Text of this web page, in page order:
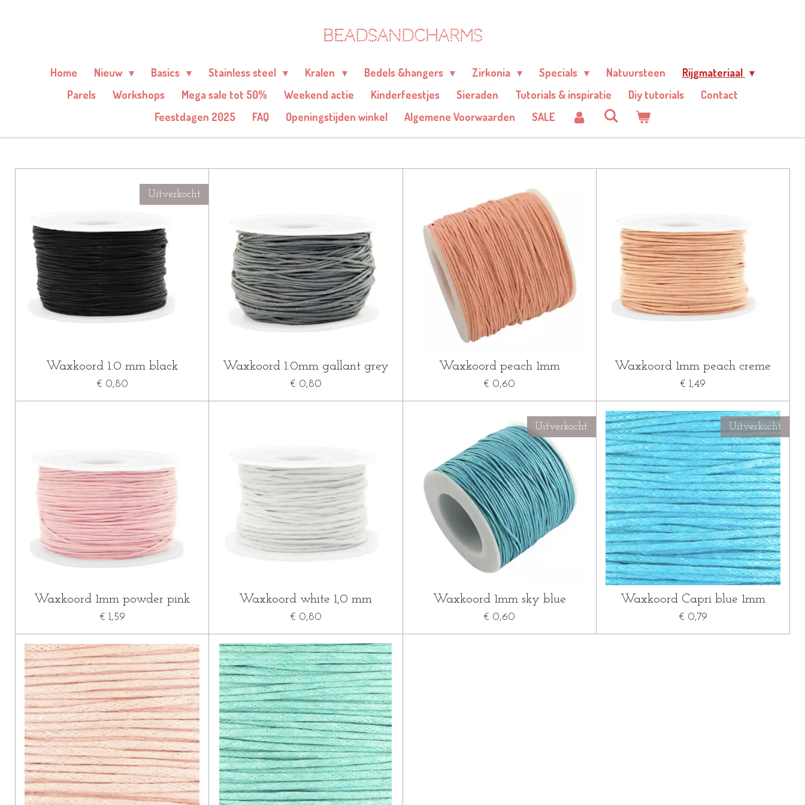
hoofdinhoud
BEADSANDCHARMS
Home Nieuw Basics Stainless steel Kralen Bedels &hangers Zirkonia Specials Natuursteen
Rijgmateriaal
Parels
Workshops Mega sale tot 50% Weekend actie Kinderfeestjes Sieraden Tutorials & inspiratie Diy tutorials
Contact
Feestdagen 2025
FAQ Openingstijden winkel Algemene Voorwaarden SALE
Uitverkocht
Waxkoord 1.0 mm black
€ 0,80
Waxkoord 1.0mm gallant grey
€ 0,80
Waxkoord peach 1mm
€ 0,60
Waxkoord 1mm peach creme
€ 1,49
Waxkoord 1mm powder pink
€ 1,59
Waxkoord white 1,0 mm
€ 0,80
Uitverkocht
Waxkoord 1mm sky blue
€ 0,60
Uitverkocht
Waxkoord Capri blue 1mm
€ 0,79